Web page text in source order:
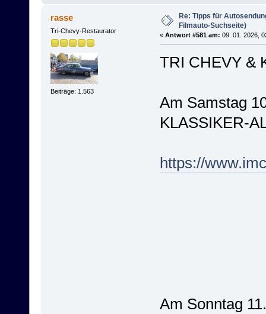
rasse
Tri-Chevy-Restaurator
Beiträge: 1.563
Re: Tipps für
Filmauto-Suchseite)
« Antwort #581 am: 09. 01. 2026,
TRI CHEVY &
Am Samstag
KLASSIKER-
https://
Am Sonntag